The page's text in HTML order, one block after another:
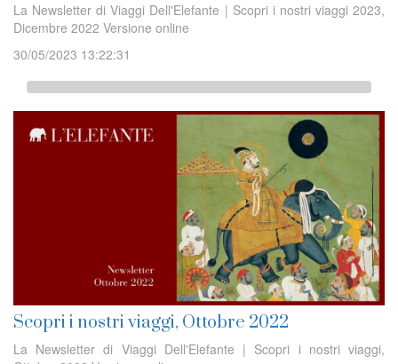
La Newsletter di Viaggi Dell'Elefante | Scopri i nostri viaggi 2023,
Dicembre 2022 Versione online
30/05/2023 13:22:31
Scopri i nostri viaggi, Ottobre 2022
La Newsletter di Viaggi Dell'Elefante | Scopri i nostri viaggi,